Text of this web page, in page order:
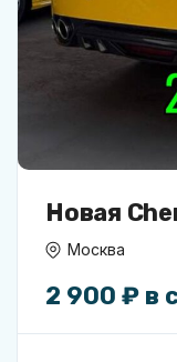
Новая
Москва
2 900 ₽ в